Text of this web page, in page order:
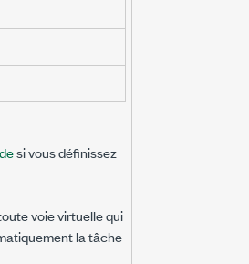
si vous définissez
voie virtuelle qui
la tâche